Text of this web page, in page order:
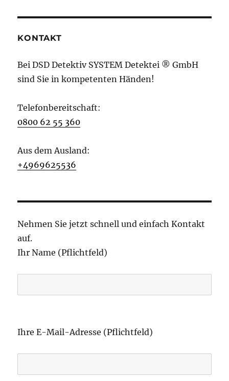
KONTAKT
Bei DSD Detektiv SYSTEM Detektei ® GmbH
sind Sie in kompetenten Händen!
Telefonbereitschaft:
0800 62 55 360
Aus dem Ausland:
+4969625536
Nehmen Sie jetzt schnell und einfach Kontakt
auf.
Ihr Name (Pflichtfeld)
i
e
Ihre E-Mail-Adresse (Pflichtfeld)